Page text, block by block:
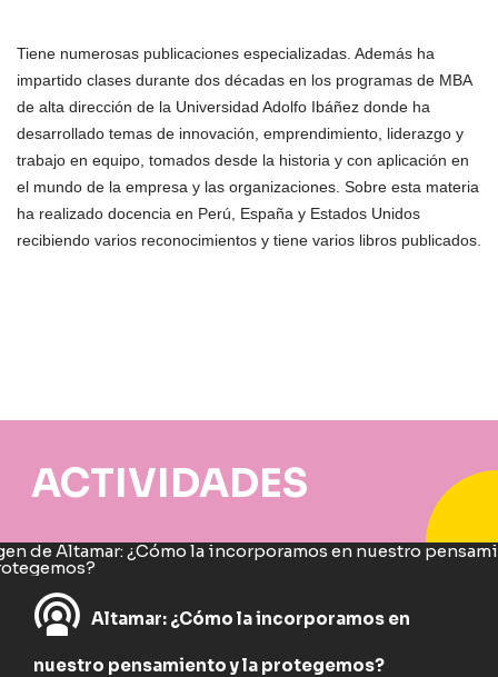
Tiene numerosas publicaciones especializadas. Además ha
impartido clases durante dos décadas en los programas de MBA
de alta dirección de la Universidad Adolfo Ibáñez donde ha
desarrollado temas de innovación, emprendimiento, liderazgo y
trabajo en equipo, tomados desde la historia y con aplicación en
el mundo de la empresa y las organizaciones. Sobre esta materia
ha realizado docencia en Perú, España y Estados Unidos
recibiendo varios reconocimientos y tiene varios libros publicados.
ACTIVIDADES
Altamar: ¿Cómo la incorporamos en
nuestro pensamiento y la protegemos?